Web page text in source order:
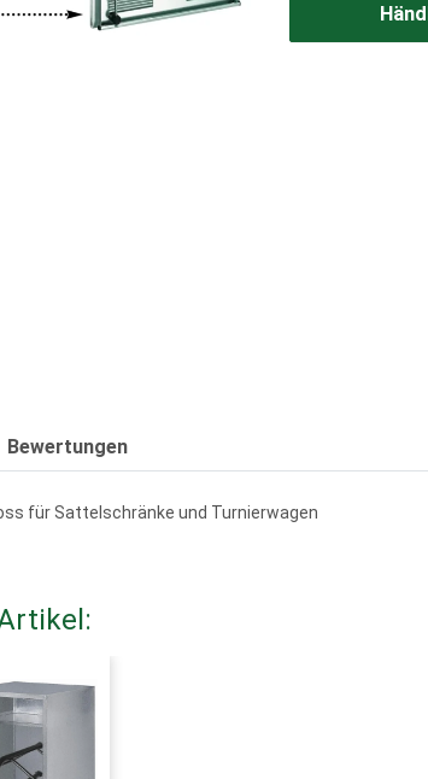
Bewertungen
für Sattelschränke und Turnierwagen